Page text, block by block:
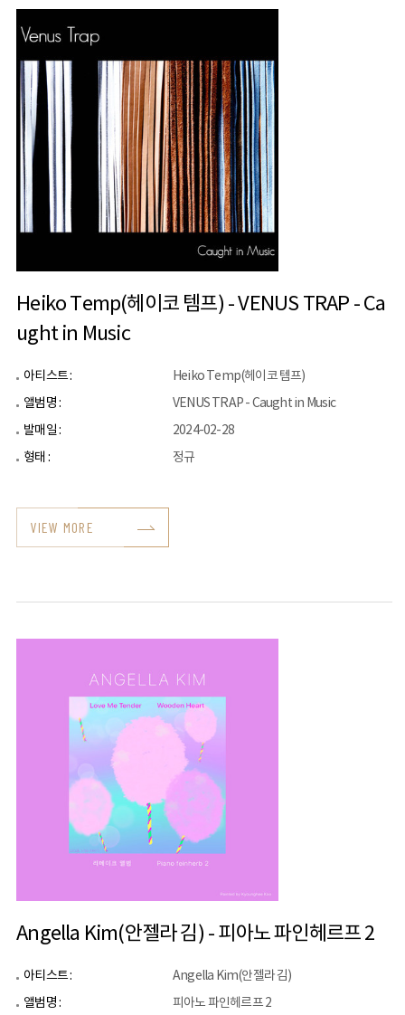
Heiko Temp(헤이코 템프) - VENUS TRAP - Ca
ught in Music
아티스트 :
Heiko Temp(헤이코 템프)
앨범명 :
VENUS TRAP - Caught in Music
발매일 :
2024-02-28
형태 :
정규
VIEW MORE
Angella Kim(안젤라 김) - 피아노 파인헤르프 2
아티스트 :
Angella Kim(안젤라 김)
앨범명 :
피아노 파인헤르프 2